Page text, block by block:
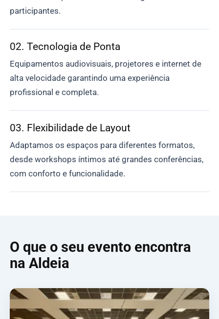
participantes.
02. Tecnologia de Ponta
Equipamentos audiovisuais, projetores e internet de
alta velocidade garantindo uma experiência
profissional e completa.
03. Flexibilidade de Layout
Adaptamos os espaços para diferentes formatos,
desde workshops íntimos até grandes conferências,
com conforto e funcionalidade.
O que o seu evento encontra
na Aldeia